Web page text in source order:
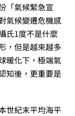
「氣候緊急宣
氣候變遷危機感
氏1度不是什麼
，但是越來越多
暖化下，極端氣
知後，更重要是
世紀末平均海平